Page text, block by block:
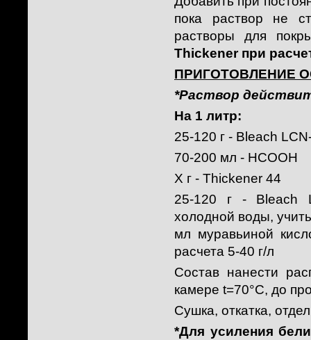
пока раствор не
растворы для
Thickener при
ПРИГОТОВЛЕНИЕ
*Раствор
На 1 литр:
25-120 г - Bleach
70-200 мл - HCOOH
Х г - Thickener 44
25-120 г - Bleach
холодной воды,
мл муравьиной
расчета 5-40 г/л
Состав нанести
камере t=70°С, до
Сушка, откатка,
*Для усиления